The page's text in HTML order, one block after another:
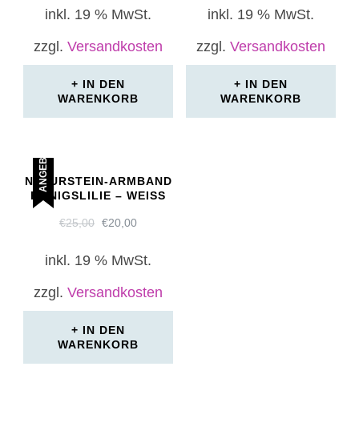
WAR: IST:
inkl. 19 % MwSt.
zzgl.Versandkosten
IN DEN
WARENKORB
WAR: IST:
inkl. 19 % MwSt.
zzgl. Versandkosten
IN DEN
WARENKORB
ANGEBOT!
NATURSTEIN-ARMBAND
KÖNIGSLILIE – WEISS
€25,00 URSPRÜNGLICHER
WAR:
€20,00AKTUELLER
IST:
inkl. 19 % MwSt.
zzgl.Versandkosten
IN DEN
WARENKORB